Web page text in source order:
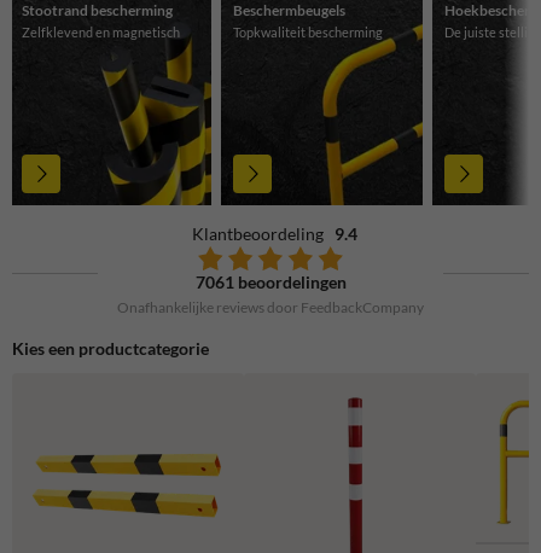
Stootrand bescherming
Zelfklevend en magnetisch
Beschermbeugels
Topkwaliteit bescherming De juiste
Klantbeoordeling 9.4
7061 beoordelingen
Onafhankelijke reviews door FeedbackCompany
Kies een productcategorie